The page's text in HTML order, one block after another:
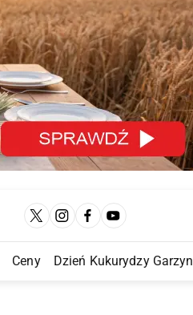
Ceny Dzień Kukurydzy Garzyn